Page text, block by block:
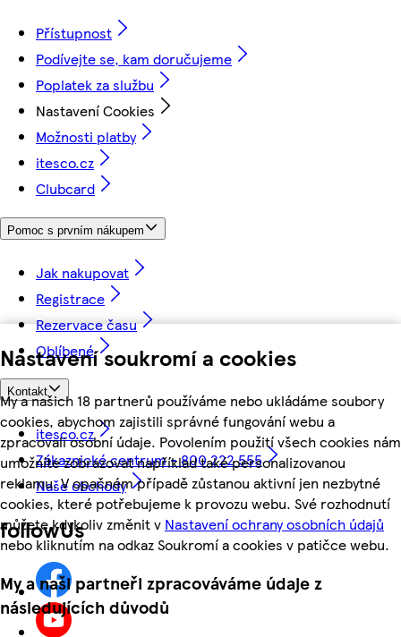
Nastavení soukromí a cookies
My a našich 18 partnerů používáme nebo ukládáme soubory
cookies, abychom zajistili správné fungování webu a
zpracovali osobní údaje. Povolením použití všech cookies nám
umožníte zobrazovat například také personalizovanou
reklamu. V opačném případě zůstanou aktivní jen nezbytné
cookies, které potřebujeme k provozu webu. Své rozhodnutí
můžete kdykoliv změnit v Nastavení ochrany osobních údajů
nebo kliknutím na odkaz Soukromí a cookies v patičce webu.
My a naši partneři zpracováváme údaje z
následujících důvodů
Přístupnost
Podívejte se, kam doručujeme
Poplatek za službu
Nastavení Cookies
Možnosti platby
itesco.cz
Clubcard
Pomoc s prvním nákupem
Jak nakupovat
Registrace
Rezervace času
Oblíbené
Kontakt
itesco.cz
Zákaznické centrum - 800 222 555
Naše obchody
followUs